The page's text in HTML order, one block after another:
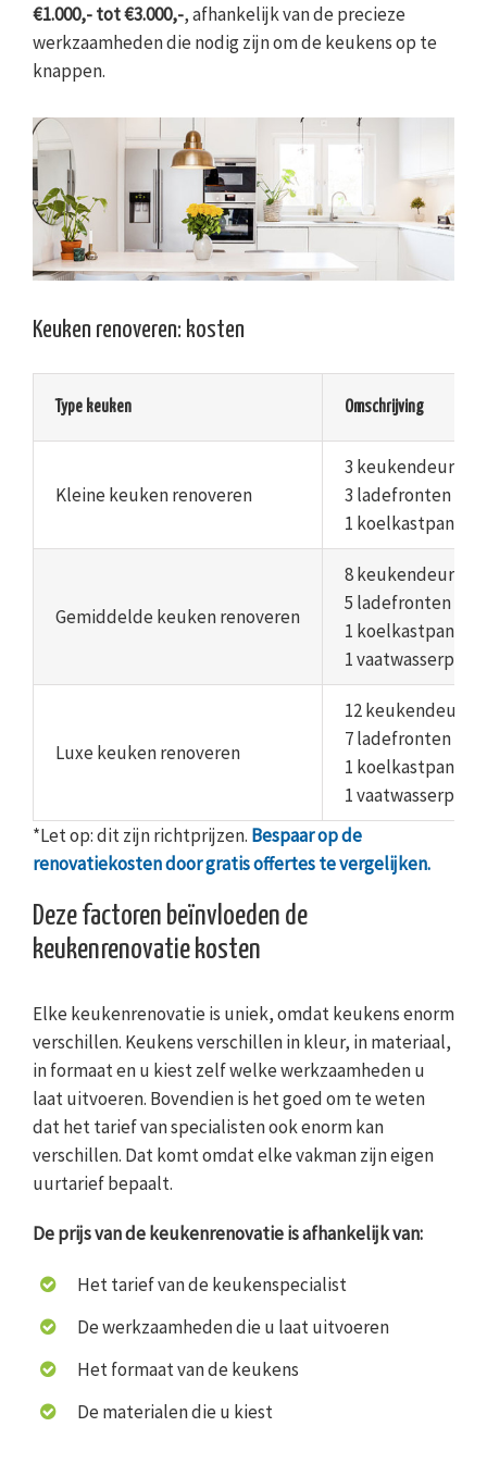
€1.000,- tot €3.000,-, afhankelijk van de precieze
werkzaamheden die nodig zijn om de keukens op te
knappen.
Keuken renoveren: kosten
Type keuken Omschrijving
Kleine keuken renoveren
3 keukendeuren
3 ladefronten
1 koelkastpaneel
Gemiddelde keuken renoveren
8 keukendeuren
5 ladefronten
1 koelkastpaneel
1
Luxe keuken renoveren
12 keukendeuren
7 ladefronten
1 koelkastpaneel
1
*Let op: dit zijn richtprijzen. Bespaar op de
renovatiekosten door gratis offertes te vergelijken.
Deze factoren beïnvloeden de
keukenrenovatie kosten
Elke keukenrenovatie is uniek, omdat keukens enorm
verschillen. Keukens verschillen in kleur, in materiaal,
in formaat en u kiest zelf welke werkzaamheden u
laat uitvoeren. Bovendien is het goed om te weten
dat het tarief van specialisten ook enorm kan
verschillen. Dat komt omdat elke vakman zijn eigen
uurtarief bepaalt.
De prijs van de keukenrenovatie is afhankelijk van:
Het tarief van de keukenspecialist
De werkzaamheden die u laat uitvoeren
Het formaat van de keukens
De materialen die u kiest